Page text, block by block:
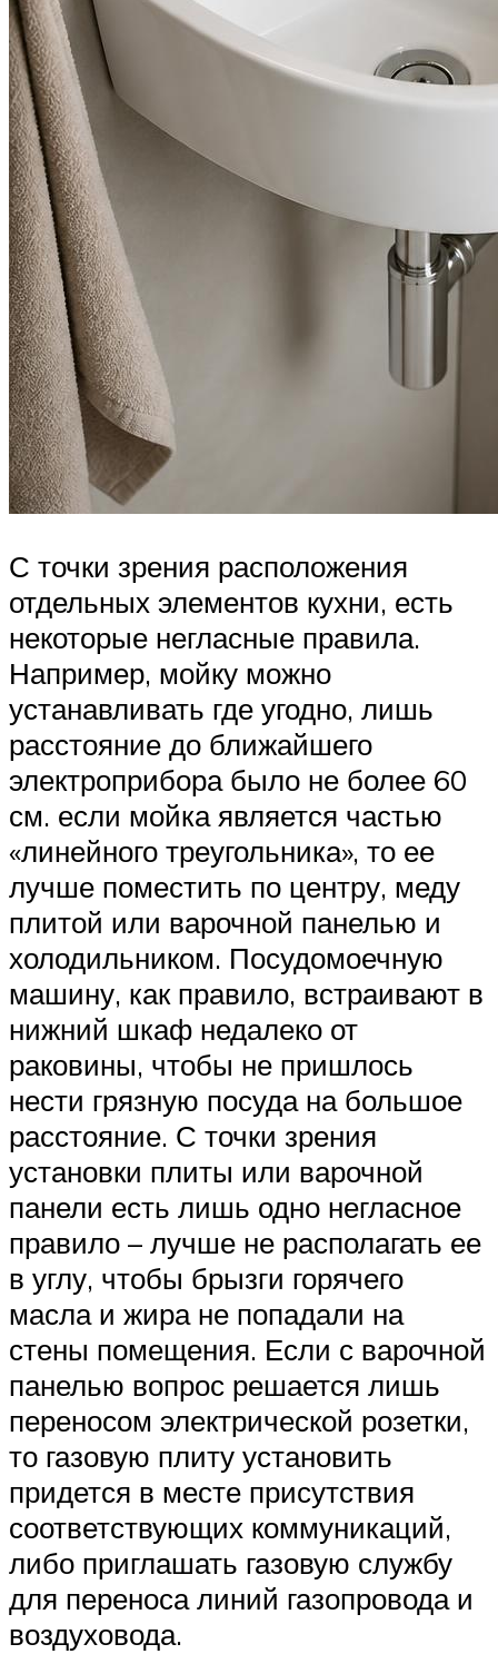
С точки зрения расположения
отдельных элементов кухни, есть
некоторые негласные правила.
Например, мойку можно
устанавливать где угодно, лишь
расстояние до ближайшего
электроприбора было не более 60
см. если мойка является частью
«линейного треугольника», то ее
лучше поместить по центру, меду
плитой или варочной панелью и
холодильником. Посудомоечную
машину, как правило, встраивают в
нижний шкаф недалеко от
раковины, чтобы не пришлось
нести грязную посуда на большое
расстояние. С точки зрения
установки плиты или варочной
панели есть лишь одно негласное
правило – лучше не располагать ее
в углу, чтобы брызги горячего
масла и жира не попадали на
стены помещения. Если с варочной
панелью вопрос решается лишь
переносом электрической розетки,
то газовую плиту установить
придется в месте присутствия
соответствующих коммуникаций,
либо приглашать газовую службу
для переноса линий газопровода и
воздуховода.